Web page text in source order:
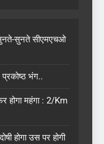
सुनते सीएमएचओ
भंग..
होगा महंगा : 2/Km
होगा उस पर होगी